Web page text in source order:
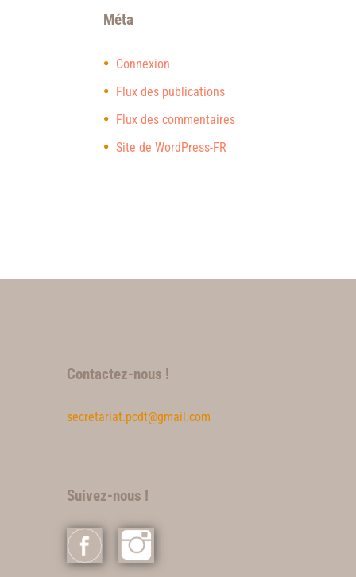
Méta
Connexion
Flux des publications
Flux des commentaires
Site de WordPress-FR
Contactez-nous !
secretariat.pcdt@gmail.com
Suivez-nous !